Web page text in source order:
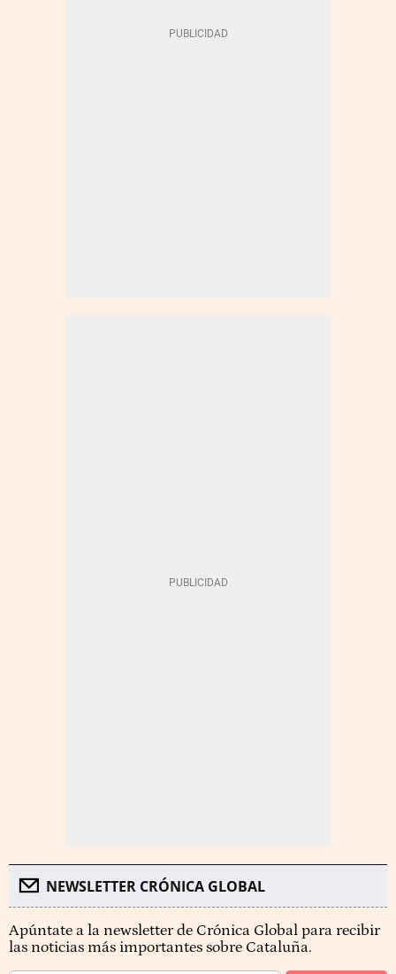
NEWSLETTER CRÓNICA GLOBAL
Apúntate a la newsletter de Crónica Global para recibir
las noticias más importantes sobre Cataluña.